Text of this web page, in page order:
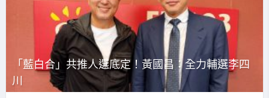
「藍白合」共推人選底定！黃國昌：全力輔選李四
川